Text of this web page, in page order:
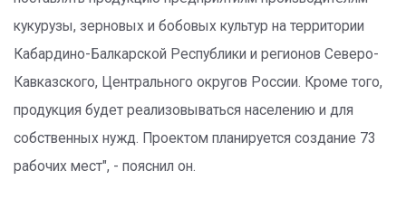
кукурузы, зерновых и бобовых культур на территории
Кабардино-Балкарской Республики и регионов Северо-
Кавказского, Центрального округов России. Кроме того,
продукция будет реализовываться населению и для
собственных нужд. Проектом планируется создание 73
рабочих мест", - пояснил он.